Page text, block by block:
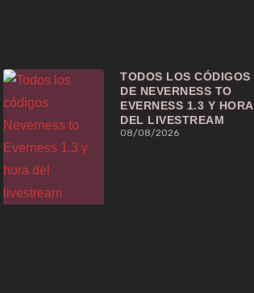
TODOS LOS CÓDIGOS
DE NEVERNESS TO
EVERNESS 1.3 Y HORA
DEL LIVESTREAM
08/08/2026